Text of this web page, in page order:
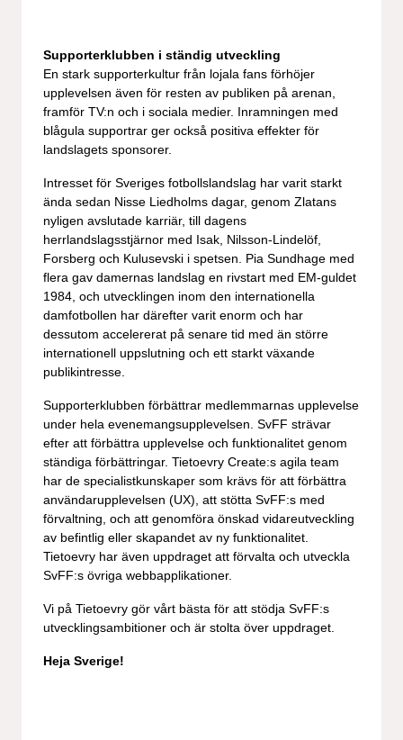
Supporterklubben i ständig utveckling
En stark supporterkultur från lojala fans förhöjer
upplevelsen även för resten av publiken på arenan,
framför TV:n och i sociala medier. Inramningen med
blågula supportrar ger också positiva effekter för
landslagets sponsorer.
Intresset för Sveriges fotbollslandslag har varit starkt
ända sedan Nisse Liedholms dagar, genom Zlatans
nyligen avslutade karriär, till dagens
herrlandslagsstjärnor med Isak, Nilsson-Lindelöf,
Forsberg och Kulusevski i spetsen. Pia Sundhage med
flera gav damernas landslag en rivstart med EM-guldet
1984, och utvecklingen inom den internationella
damfotbollen har därefter varit enorm och har
dessutom accelererat på senare tid med än större
internationell uppslutning och ett starkt växande
publikintresse.
Supporterklubben förbättrar medlemmarnas upplevelse
under hela evenemangsupplevelsen. SvFF strävar
efter att förbättra upplevelse och funktionalitet genom
ständiga förbättringar. Tietoevry Create:s agila team
har de specialistkunskaper som krävs för att förbättra
användarupplevelsen (UX), att stötta SvFF:s med
förvaltning, och att genomföra önskad vidareutveckling
av befintlig eller skapandet av ny funktionalitet.
Tietoevry har även uppdraget att förvalta och utveckla
SvFF:s övriga webbapplikationer.
Vi på Tietoevry gör vårt bästa för att stödja SvFF:s
utvecklingsambitioner och är stolta över uppdraget.
Heja Sverige!